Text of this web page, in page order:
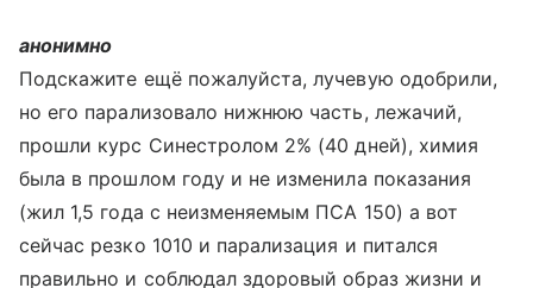
анонимно
Подскажите ещё пожалуйста, лучевую одобрили,
но его парализовало нижнюю часть, лежачий,
прошли курс Синестролом 2% (40 дней), химия
была в прошлом году и не изменила показания
(жил 1,5 года с неизменяемым ПСА 150) а вот
сейчас резко 1010 и парализация и питался
правильно и соблюдал здоровый образ жизни и